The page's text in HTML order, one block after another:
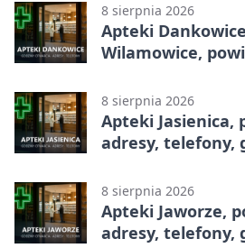
8 sierpnia 2026
Apteki
Wilamowice,
8 sierpnia 2026
Apteki Jasienica,
adresy, telefony,
8 sierpnia 2026
Apteki Jaworze,
adresy, telefony,